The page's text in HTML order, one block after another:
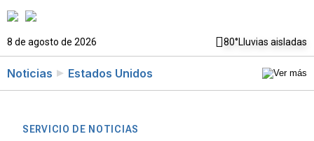
8 de agosto de 2026 80°Lluvias aisladas
Noticias Estados Unidos
SERVICIO DE NOTICIAS